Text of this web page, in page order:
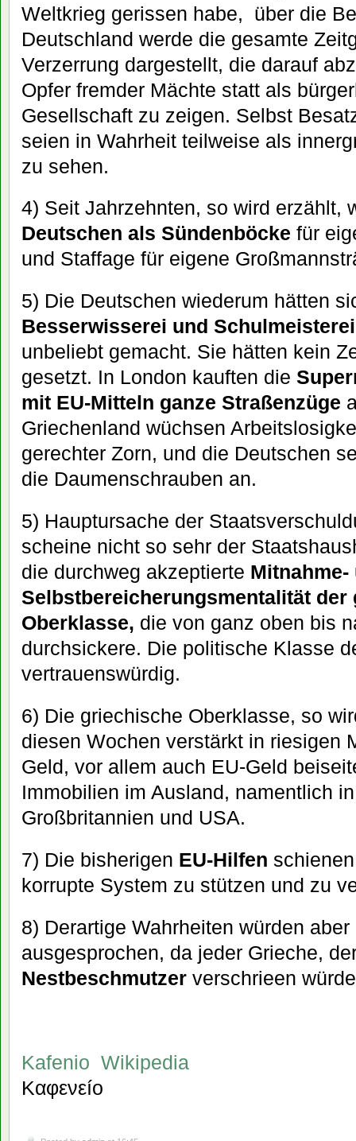
Weltkrieg gerissen habe, über die
Deutschland werde die gesamte
Verzerrung dargestellt, die darauf
Opfer fremder Mächte statt als
Gesellschaft zu zeigen. Selbst
seien in Wahrheit teilweise als
zu sehen.
4) Seit Jahrzehnten, so wird erzählt,
Deutschen als Sündenböcke für
und Staffage für eigene
5) Die Deutschen wiederum hätten
Besserwisserei und Schulmeisterei
unbeliebt gemacht. Sie hätten kein
gesetzt. In London kauften die
mit EU-Mitteln ganze Straßenzüge
Griechenland wüchsen
gerechter Zorn, und die Deutschen
die Daumenschrauben an.
5) Hauptursache der
scheine nicht so sehr der
die durchweg akzeptierte Mitnahme-
Selbstbereicherungsmentalität der
Oberklasse, die von ganz oben bis
durchsickere. Die politische Klasse
vertrauenswürdig.
6) Die griechische Oberklasse, so
diesen Wochen verstärkt in riesigen
Geld, vor allem auch EU-Geld
Immobilien im Ausland, namentlich
Großbritannien und USA.
7) Die bisherigen EU-Hilfen
korrupte System zu stützen und zu
8) Derartige Wahrheiten würden
ausgesprochen, da jeder Grieche,
Nestbeschmutzer verschrieen
Kafenio  Wikipedia
Καφενεíο